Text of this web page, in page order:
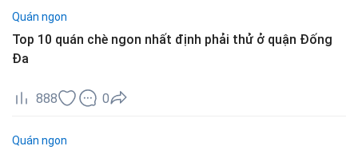
Quán ngon
Top 10 quán chè ngon nhất định phải thử ở quận Đống
Đa
888 0
Quán ngon